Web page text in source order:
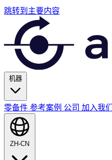
跳转到主要内容
机器
零备件 参考案例 公司 加入我们
ZH-CN